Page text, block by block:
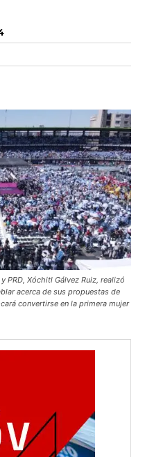
PRD, Xóchitl Gálvez Ruiz, realizó
acerca de sus propuestas de
convertirse en la primera mujer